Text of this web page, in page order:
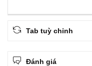
Tab tuỳ chỉnh
Đánh giá